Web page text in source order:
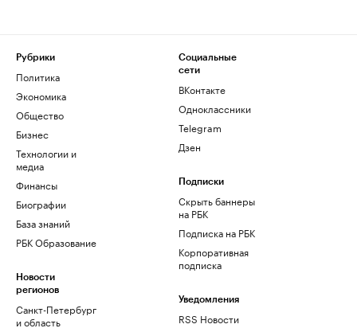
Рубрики
Политика
Экономика
Общество
Бизнес
Технологии и
медиа
Финансы
Биографии
База знаний
РБК Образование
Новости
регионов
Санкт-Петербург
и область
Социальные
сети
ВКонтакте
Одноклассники
Telegram
Дзен
Подписки
Скрыть баннеры
на РБК
Подписка на РБК
Корпоративная
подписка
Уведомления
RSS Новости